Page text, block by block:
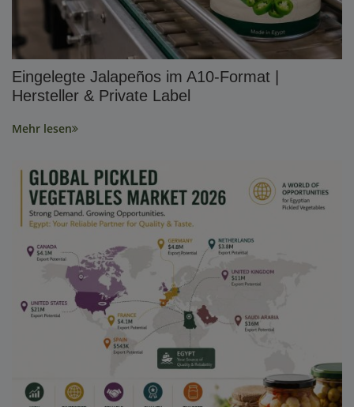
Eingelegte Jalapeños im A10-Format |
Hersteller & Private Label
Mehr lesen